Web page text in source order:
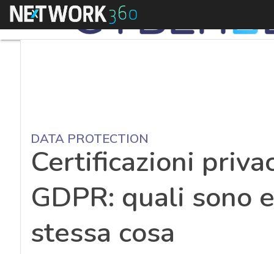
Menu
DATA PROTECTION
Certificazioni
GDPR: quali sono
stessa cosa